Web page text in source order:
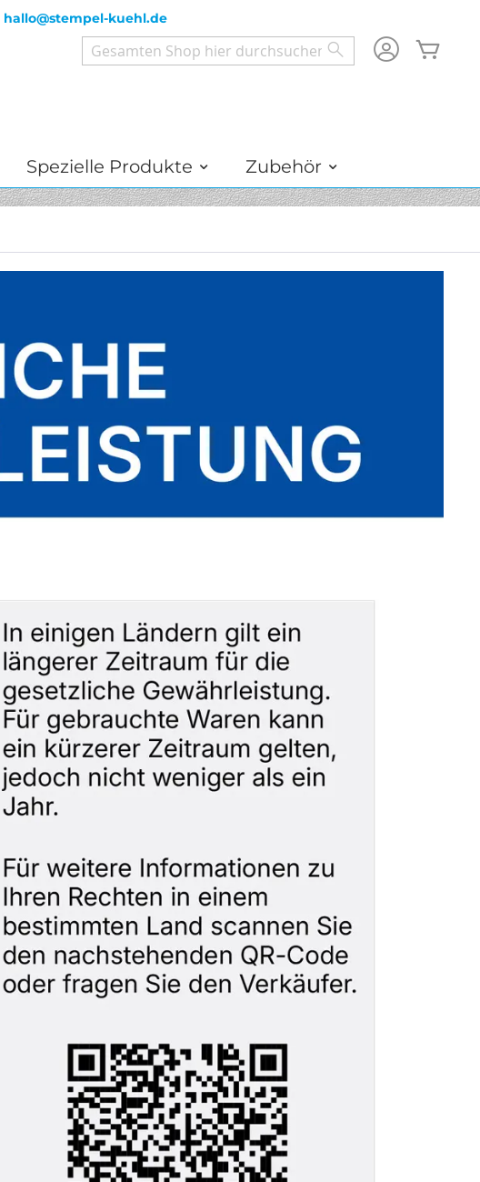
hallo@stempel-kuehl.de
Search
Spezielle Produkte Zubehör